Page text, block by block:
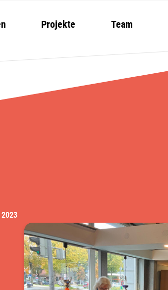
Projekte Team